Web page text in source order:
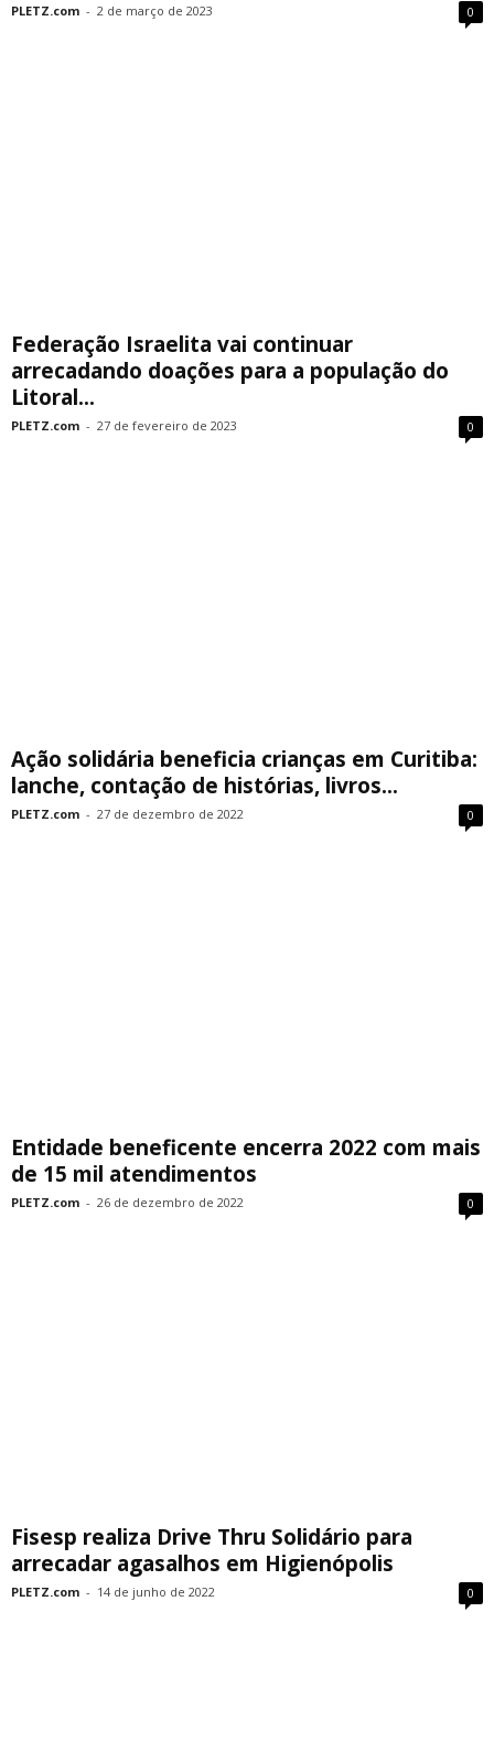
PLETZ.com - 2 de março de 2023 0
Federação Israelita vai continuar
arrecadando doações para a população do
Litoral...
PLETZ.com - 27 de fevereiro de 2023 0
Ação solidária beneficia crianças em Curitiba:
lanche, contação de histórias, livros...
PLETZ.com - 27 de dezembro de 2022 0
Entidade beneficente encerra 2022 com mais
de 15 mil atendimentos
PLETZ.com - 26 de dezembro de 2022 0
Fisesp realiza Drive Thru Solidário para
arrecadar agasalhos em Higienópolis
PLETZ.com - 14 de junho de 2022 0